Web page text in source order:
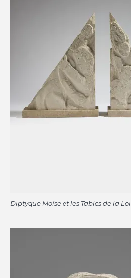
Diptyque Moïse et les Tables de la Loi